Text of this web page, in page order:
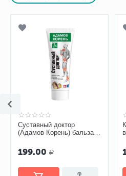
Суставный доктор
(Адамов Корень) бальзам-
199.00 Р